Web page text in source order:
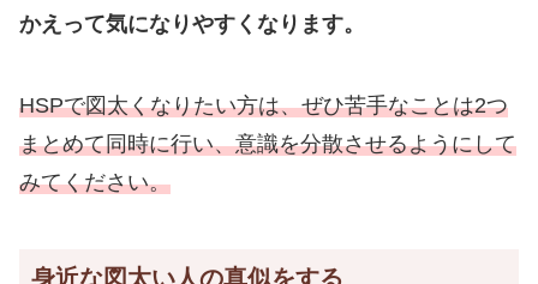
かえって気になりやすくなります。
HSPで図太くなりたい方は、ぜひ苦手なことは2つ
まとめて同時に行い、意識を分散させるようにして
みてください。
身近な図太い人の真似をする